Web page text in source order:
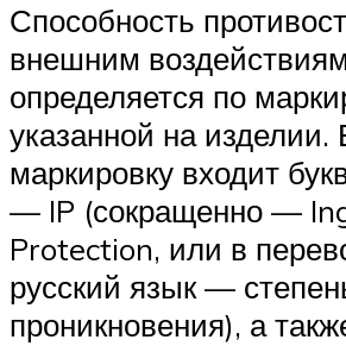
Способность
внешним воздействиям
определяется по
указанной на изделии.
маркировку входит
— IP (сокращенно —
Protection, или в
русский язык —
проникновения), а